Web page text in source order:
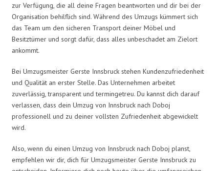
zur Verfügung, die all deine Fragen beantworten und dir bei der
Organisation behilflich sind. Während des Umzugs kümmert sich
das Team um den sicheren Transport deiner Möbel und
Besitztümer und sorgt dafür, dass alles unbeschadet am Zielort
ankommt.
Bei Umzugsmeister Gerste Innsbruck stehen Kundenzufriedenheit
und Qualität an erster Stelle. Das Unternehmen arbeitet
zuverlässig, transparent und termingetreu. Du kannst dich darauf
verlassen, dass dein Umzug von Innsbruck nach Doboj
professionell und zu deiner vollsten Zufriedenheit abgewickelt
wird.
Also, wenn du einen Umzug von Innsbruck nach Doboj planst,
empfehlen wir dir, dich für Umzugsmeister Gerste Innsbruck zu